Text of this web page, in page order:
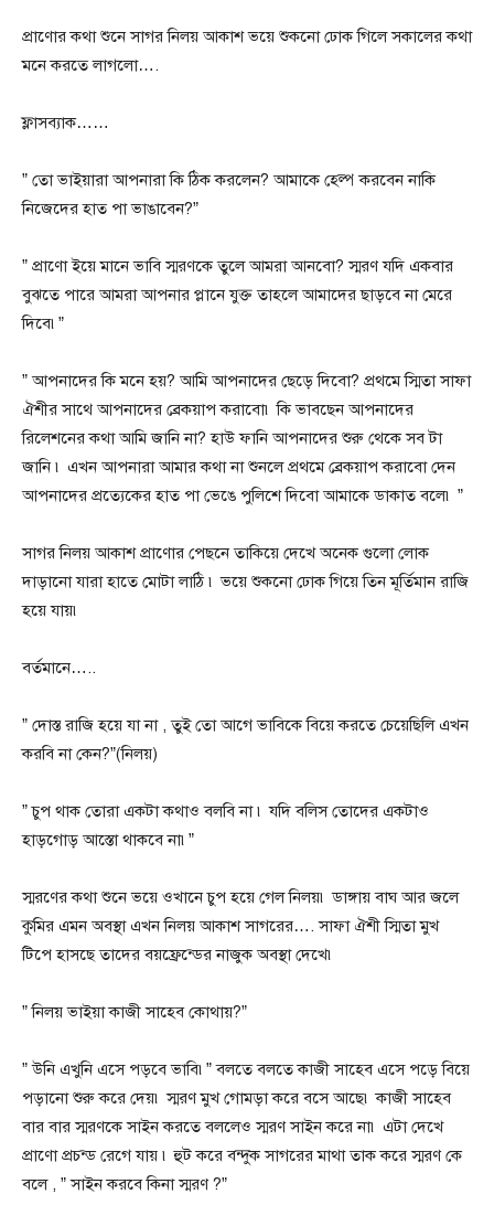
প্রাণোর কথা শুনে সাগর নিলয় আকাশ ভয়ে শুকনো ঢোক গিলে সকালের কথা
মনে করতে লাগলো….
ফ্লাসব্যাক……
” তো ভাইয়ারা আপনারা কি ঠিক করলেন? আমাকে হেল্প করবেন নাকি
নিজেদের হাত পা ভাঙাবেন?”
” প্রাণো ইয়ে মানে ভাবি স্মরণকে তুলে আমরা আনবো? স্মরণ যদি একবার
বুঝতে পারে আমরা আপনার প্লানে যুক্ত তাহলে আমাদের ছাড়বে না মেরে
দিবে৷”
” আপনাদের কি মনে হয়? আমি আপনাদের ছেড়ে দিবো? প্রথমে স্মিতা সাফা
ঐশীর সাথে আপনাদের ব্রেকয়াপ করাবো৷ কি ভাবছেন আপনাদের
রিলেশনের কথা আমি জানি না? হাউ ফানি আপনাদের শুরু থেকে সব টা
জানি ৷ এখন আপনারা আমার কথা না শুনলে প্রথমে ব্রেকয়াপ করাবো দেন
আপনাদের প্রত্যেকের হাত পা ভেঙে পুলিশে দিবো আমাকে ডাকাত বলে৷ ”
সাগর নিলয় আকাশ প্রাণোর পেছনে তাকিয়ে দেখে অনেক গুলো লোক
দাড়ানো যারা হাতে মোটা লাঠি ৷ ভয়ে শুকনো ঢোক গিয়ে তিন মূর্তিমান রাজি
হয়ে যায়৷
বর্তমানে…..
” দোস্ত রাজি হয়ে যা না , তুই তো আগে ভাবিকে বিয়ে করতে চেয়েছিলি এখন
করবি না কেন?”(নিলয়)
” চুপ থাক তোরা একটা কথাও বলবি না ৷ যদি বলিস তোদের একটাও
হাড়গোড় আস্তো থাকবে না৷”
স্মরণের কথা শুনে ভয়ে ওখানে চুপ হয়ে গেল নিলয়৷ ডাঙ্গায় বাঘ আর জলে
কুমির এমন অবস্থা এখন নিলয় আকাশ সাগরের…. সাফা ঐশী স্মিতা মুখ
টিপে হাসছে তাদের বয়ফ্রেন্ডের নাজুক অবস্থা দেখে৷
” নিলয় ভাইয়া কাজী সাহেব কোথায়?”
” উনি এখুনি এসে পড়বে ভাবি৷” বলতে বলতে কাজী সাহেব এসে পড়ে বিয়ে
পড়ানো শুরু করে দেয়৷ স্মরণ মুখ গোমড়া করে বসে আছে৷ কাজী সাহেব
বার বার স্মরণকে সাইন করতে বললেও স্মরণ সাইন করে না৷ এটা দেখে
প্রাণো প্রচন্ড রেগে যায় ৷ হুট করে বন্দুক সাগরের মাথা তাক করে স্মরণ কে
বলে , ” সাইন করবে কিনা স্মরণ ?”